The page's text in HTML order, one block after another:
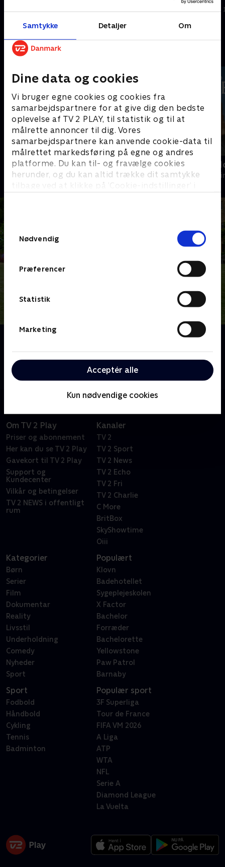
Samtykke Detaljer Om
Dine data og cookies
Vi bruger egne cookies og cookies fra
samarbejdspartnere for at give dig den bedste
oplevelse af TV 2 PLAY, til statistik og til at
målrette annoncer til dig. Vores
samarbejdspartnere kan anvende cookie-data til
målrettet markedsføring på egne og andres
platforme. Du kan til- og fravælge cookies
herunder, og du kan altid trække dit samtykke
tilbage ved at klikke på ’Cookie-indstillinger’ i
Nødvendig
Præferencer
Statistik
Marketing
Acceptér alle
Kun nødvendige cookies
skat i et gammelt slot.
Andre så også
Mord på Mallorca
Krimi & Spænding • 2 sæsoner
Inspector
Krimi &
opklare forbrydelser. Med hjælp fra en broget flok
efterforsker han forbrydelser for at redde sjæle.
Om TV 2 Play
Priser og abonnement
Her kan du se TV 2 Play
Gavekort til TV 2 Play
Support og
Kundecenter
Vilkår og betingelser
TV 2 NEWS i offentligt
rum
Kanaler
TV 2
TV 2 Sport
TV 2 News
TV 2 Echo
TV 2 Fri
TV 2 Charlie
C More
BritBox
SkyShowtime
Oiii
Kategorier
Børn
Serier
Film
Dokumentar
Reality
Livsstil
Underholdning
Comedy
Nyheder
Sport
Populært
Klovn
Badehotellet
Sygeplejeskolen
X Factor
Bachelor
Forræder
Bachelorette
Yellowstone
Paw Patrol
Barnaby
Sport
Fodbold
Håndbold
Cykling
Tennis
Badminton
Populær sport
3F Superliga
Tour de France
FIFA VM 2026
A Liga
ATP
WTA
NFL
Serie A
Diamond League
La Vuelta